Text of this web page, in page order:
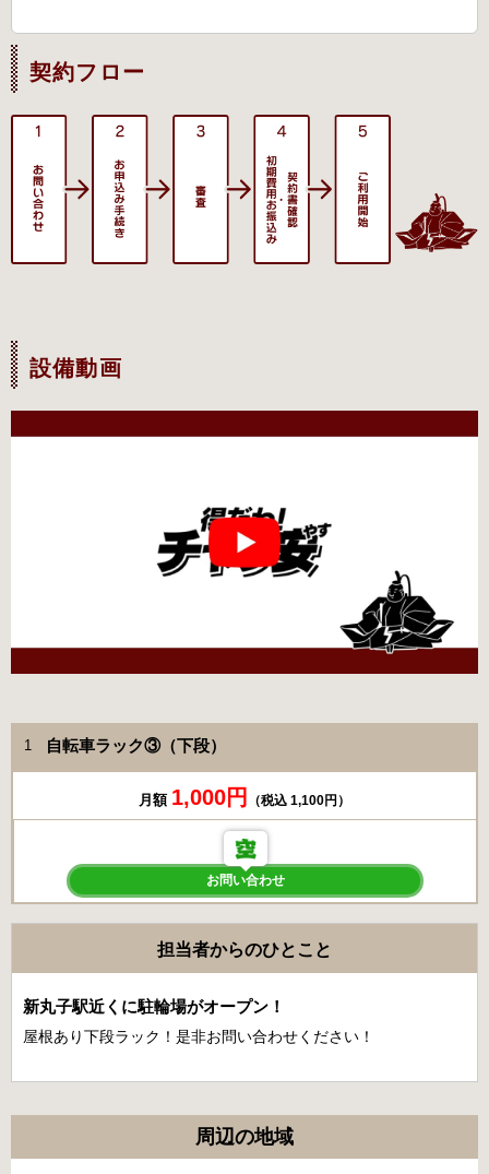
契約フロー
設備動画
1 自転車ラック③（下段）
月額 1,000円 （税込 1,100円）
お問い合わせ
担当者からのひとこと
新丸子駅近くに駐輪場がオープン！
屋根あり下段ラック！是非お問い合わせください！
周辺の地域